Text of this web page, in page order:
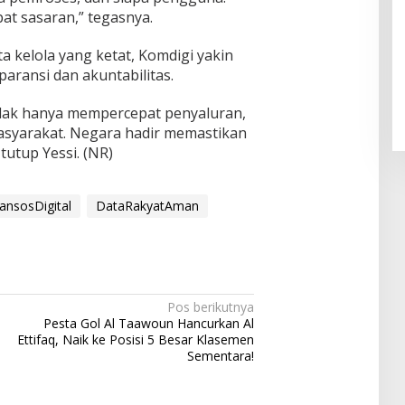
sasaran,” tegasnya.
kelola yang ketat, Komdigi yakin
dan akuntabilitas.
hanya mempercepat penyaluran,
Negara hadir memastikan
Yessi. (NR)
DataRakyatAman
Pos berikutnya
Pesta Gol Al Taawoun Hancurkan Al
Ettifaq, Naik ke Posisi 5 Besar Klasemen
Sementara!
Pendaftaran Istana Dibuka,
Warga Berebut Kuota